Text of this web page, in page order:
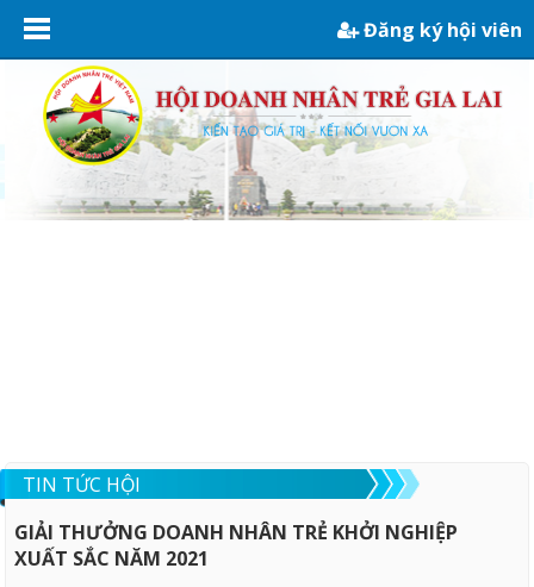
Đăng ký hội viên
TIN TỨC HỘI
GIẢI THƯỞNG DOANH NHÂN TRẺ KHỞI NGHIỆP
XUẤT SẮC NĂM 2021